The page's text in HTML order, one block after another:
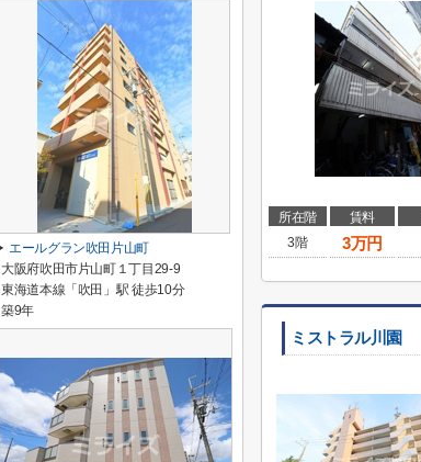
所在階 賃料
3階
3万円
ミストラル川園
エールグラン吹田片山町
大阪府吹田市片山町１丁目29-9
東海道本線「吹田」駅 徒歩10分
築9年